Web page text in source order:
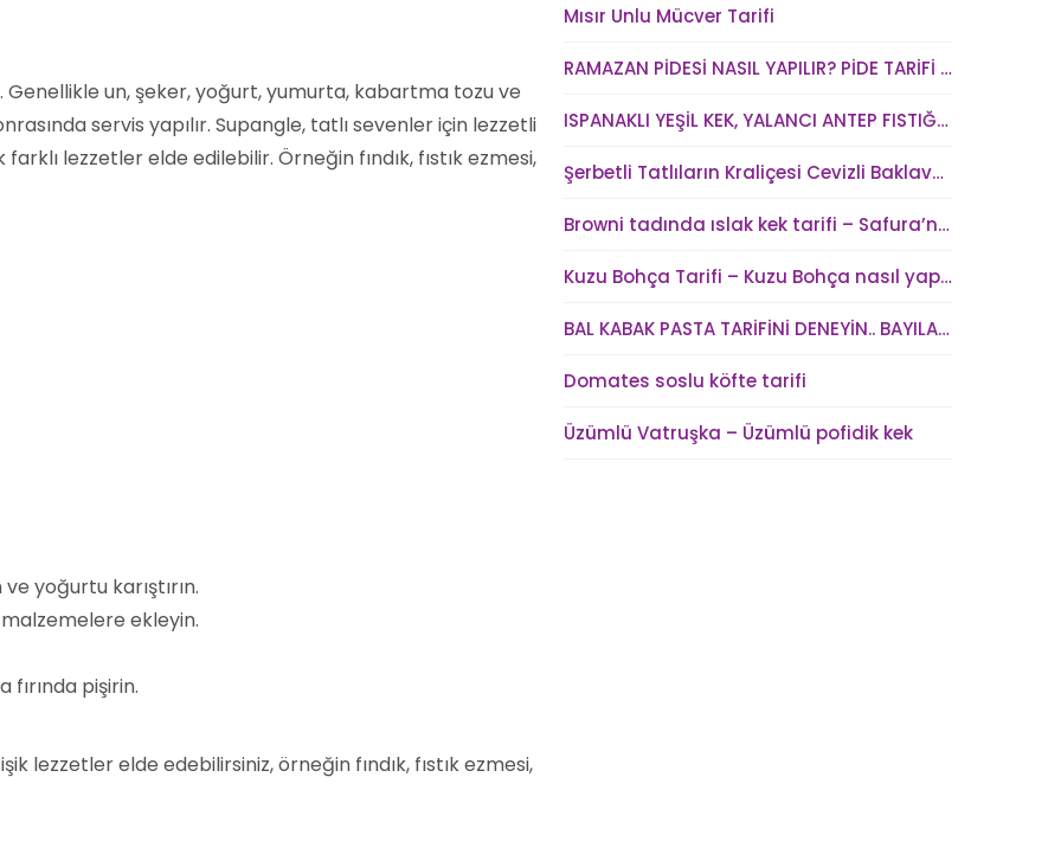
Genellikle un, şeker, yoğurt, yumurta, kabartma tozu ve
servis yapılır. Supangle, tatlı sevenler için lezzetli
lezzetler elde edilebilir. Örneğin fındık, fıstık ezmesi,
yoğurtu karıştırın.
malzemelere ekleyin.
fırında pişirin.
lezzetler elde edebilirsiniz, örneğin fındık, fıstık ezmesi,
Mısır Unlu Mücver Tarifi
RAMAZAN PİDESİ NASIL YAPILIR? PİDE TARİFİ – SAFURA’NIN MUTFAĞI (kadindunya.com)
ISPANAKLI YEŞİL KEK, YALANCI ANTEP FISTIĞI – SAFURA’NIN MUTFAĞI (kadindunya.com)
Şerbetli Tatlıların Kraliçesi Cevizli Baklava Tarifi
Browni tadında ıslak kek tarifi – Safura’nın Mutfağı
Kuzu Bohça Tarifi – Kuzu Bohça nasıl yapılır?
BAL KABAK PASTA TARİFİNİ DENEYİN.. BAYILACAKSINIZ !
Domates soslu köfte tarifi
Üzümlü Vatruşka – Üzümlü pofidik kek